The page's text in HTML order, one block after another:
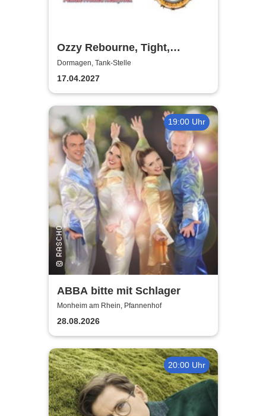
Ozzy Rebourne, Tight,
Cracker Jamm
Dormagen, Tank-Stelle
17.04.2027
19:00 Uhr
ABBA bitte mit Schlager
Monheim am Rhein, Pfannenhof
28.08.2026
20:00 Uhr